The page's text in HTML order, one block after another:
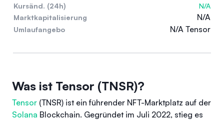
Kursänd. (24h)
N/A
Marktkapitalisierung
N/A
Umlaufangebo N/A Tensor
Was ist Tensor (TNSR)?
Tensor (TNSR) ist ein führender NFT-Marktplatz auf der
Solana Blockchain. Gegründet im Juli 2022, stieg es